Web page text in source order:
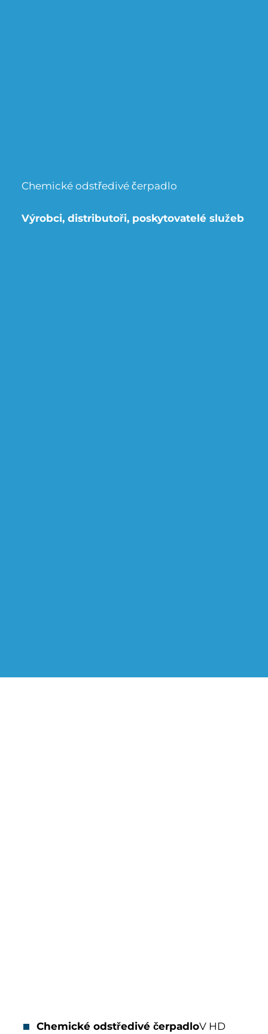
Chemické odstředivé čerpadlo
Výrobci, distributoři, poskytovatelé služeb
Chemické odstředivé čerpadloV HD